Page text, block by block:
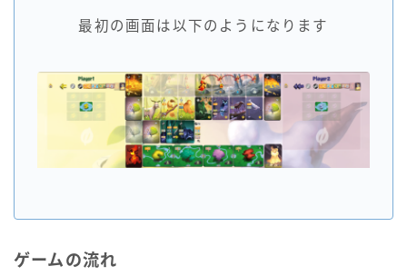
最初の画面は以下のようになります
ゲームの流れ